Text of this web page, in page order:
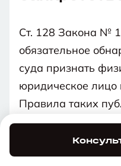
Ст. 128 Закона №
обязательное
суда признать
юридическое лицо
Правила таких
ст. 28.
Информацию о